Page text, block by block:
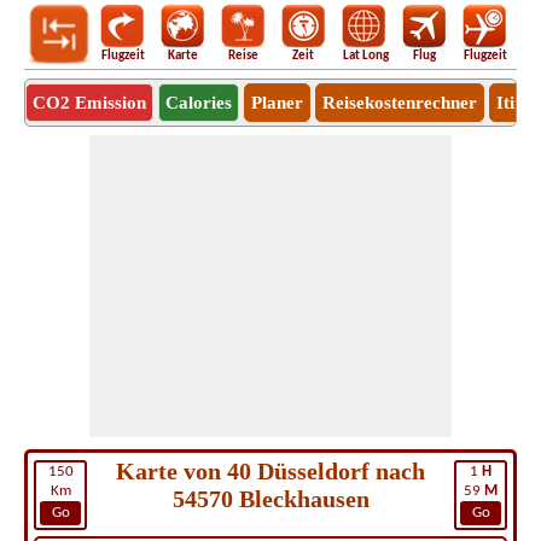
Flugzeit Karte Reise Zeit Lat Long Flug Flugzeit
CO2 Emission Calories Planer Reisekostenrechner
150
Km
Go
1 H
59 M
Go
Karte von 40 Düsseldorf nach
54570 Bleckhausen